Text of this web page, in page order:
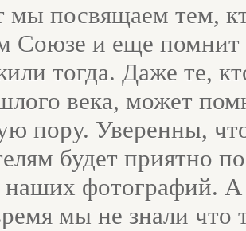
мы посвящаем тем,
Союзе и еще помнит
тогда. Даже те,
века, может
пору. Уверенны,
будет приятно
фотографий. А
мы не знали что